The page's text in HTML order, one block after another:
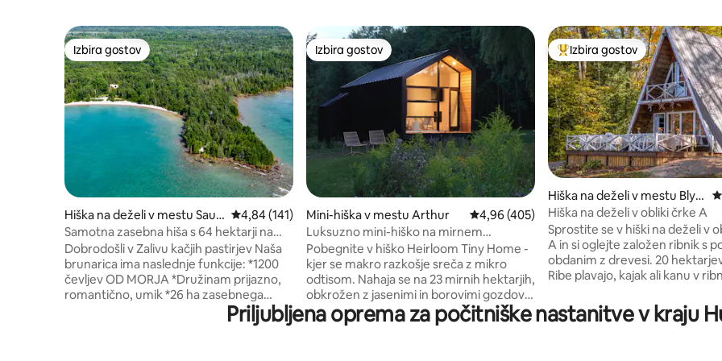
Izbira gostov
Izbira gostov
Hiška na deželi v mestu Saug
een Shores
Povprečna ocena: 4,84 od 5, št. mnenj: 141
4,84 (141)
Samotna zasebna hiša s 64 hektarji na
plaži
Dobrodošli v Zalivu kačjih pastirjev Naša
brunarica ima naslednje funkcije: *1200
čevljev OD MORJA *Družinam prijazno,
romantično, umik *26 ha zasebnega
gozda, samotni zaliv na jezeru Huron *10
spalnih mest (8 odraslih + 2 otroka na
Izbira gostov
Izbira gostov
Mini-hiška v mestu Arthur Povprečna ocena: 4,96 od 5, št. mnenj: 405
4,96 (405)
Luksuzno mini-hiško na mirnem
podeželskem posestvu
Pobegnite v hiško Heirloom Tiny Home -
kjer se makro razkošje sreča z mikro
odtisom. Nahaja se na 23 mirnih hektarjih,
obkrožen z jasenimi in borovimi gozdovi,
le 10 minut od slikovitega mesta Elora.
Prebudite se ob mirnem razgledu na
Najbolj priljubljena prenočišča
Izbira gostov
Hiška na deželi v mestu Blyt
h
Hiška na deželi v obliki črke A
Sprostite se v hiški na deželi v
A in si oglejte založen ribnik s
obdanim z drevesi. 20 hektarjev poti.
Ribe plavajo, kajak ali kanu v
ptice, želve in različne
živali. Uživajte v zvezdah in pražite
Priljubljena oprema za počitniške nastanitve v kraju